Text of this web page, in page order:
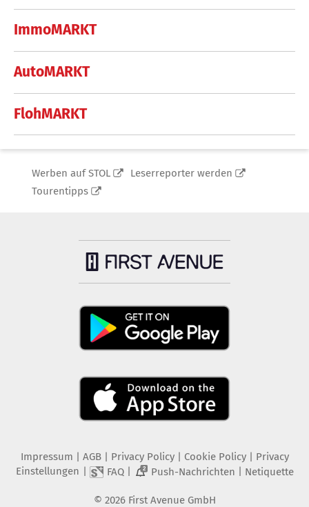
ImmoMARKT
AutoMARKT
FlohMARKT
Werben auf STOL
Leserreporter werden
Tourentipps
Impressum AGB Privacy Policy| Cookie Policy| Privacy
Einstellungen
FAQ| 2 Push-Nachrichten Netiquette
© 2026 First Avenue GmbH